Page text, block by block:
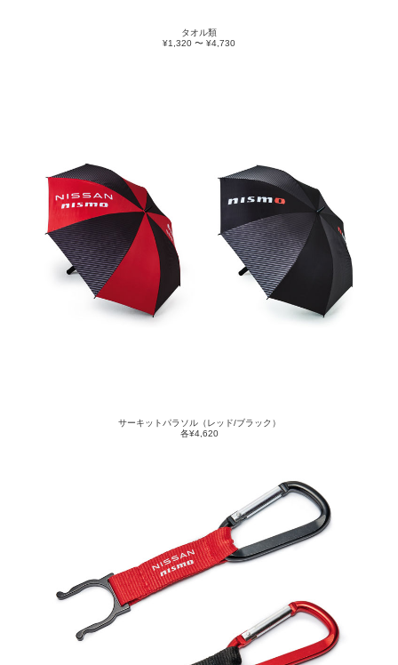
タオル類
¥1,320 〜 ¥4,730
サーキットパラソル（レッド/ブラック）
各¥4,620